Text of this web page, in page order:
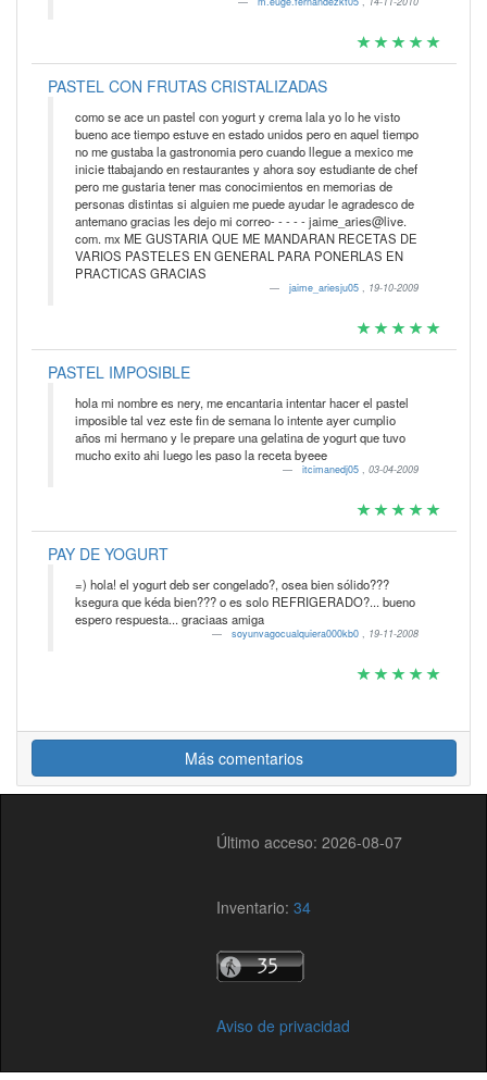
PASTEL CON FRUTAS CRISTALIZADAS
como se ace un pastel con yogurt y crema lala yo lo he visto
bueno ace tiempo estuve en estado unidos pero en aquel tiempo
no me gustaba la gastronomia pero cuando llegue a mexico me
inicie ttabajando en restaurantes y ahora soy estudiante de chef
pero me gustaria tener mas conocimientos en memorias de
personas distintas si alguien me puede ayudar le agradesco de
antemano gracias les dejo mi correo- - - - - jaime_aries@live.
com. mx ME GUSTARIA QUE ME MANDARAN RECETAS DE
VARIOS PASTELES EN GENERAL PARA PONERLAS EN
PRACTICAS GRACIAS
jaime_ariesju05 , 19-10-2009
PASTEL IMPOSIBLE
hola mi nombre es nery, me encantaria intentar hacer el pastel
imposible tal vez este fin de semana lo intente ayer cumplio
años mi hermano y le prepare una gelatina de yogurt que tuvo
mucho exito ahi luego les paso la receta byeee
itcimanedj05 , 03-04-2009
PAY DE YOGURT
=) hola! el yogurt deb ser congelado?, osea bien sólido???
ksegura que kéda bien??? o es solo REFRIGERADO?... bueno
espero respuesta... graciaas amiga
soyunvagocualquiera000kb0 , 19-11-2008
Más comentarios
Último acceso: 2026-08-07
Inventario:34
Aviso de privacidad